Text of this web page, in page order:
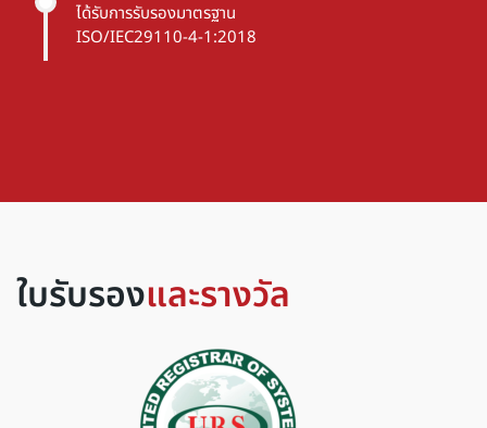
ได้รับการรับรองมาตรฐาน
ISO/IEC29110-4-1:2018
ใบรับรองและรางวัล